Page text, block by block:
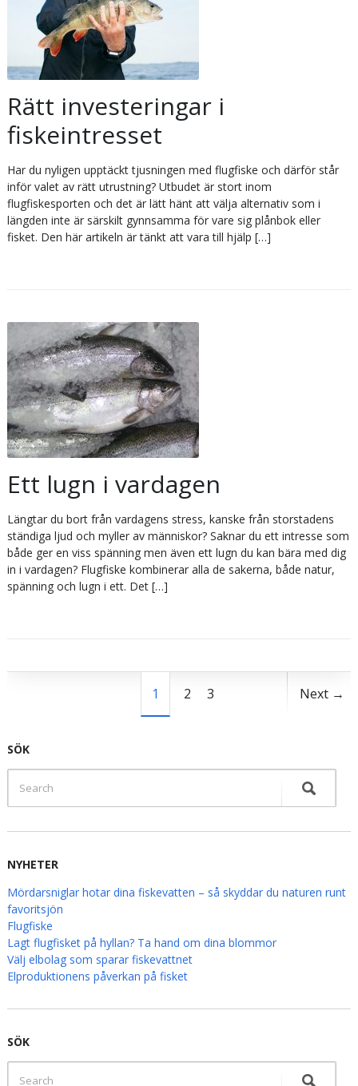
Rätt investeringar i
fiskeintresset
Har du nyligen upptäckt tjusningen med flugfiske och därför står
inför valet av rätt utrustning? Utbudet är stort inom
flugfiskesporten och det är lätt hänt att välja alternativ som i
längden inte är särskilt gynnsamma för vare sig plånbok eller
fisket. Den här artikeln är tänkt att vara till hjälp […]
Ett lugn i vardagen
Längtar du bort från vardagens stress, kanske från storstadens
ständiga ljud och myller av människor? Saknar du ett intresse som
både ger en viss spänning men även ett lugn du kan bära med dig
in i vardagen? Flugfiske kombinerar alla de sakerna, både natur,
spänning och lugn i ett. Det […]
1 2 3 Next →
SÖK
NYHETER
Mördarsniglar hotar dina fiskevatten – så skyddar du naturen runt
favoritsjön
Flugfiske
Lagt flugfisket på hyllan? Ta hand om dina blommor
Välj elbolag som sparar fiskevattnet
Elproduktionens påverkan på fisket
SÖK